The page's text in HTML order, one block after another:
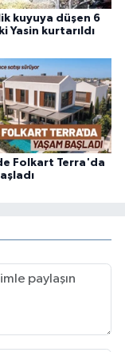
kuyuya düşen 6
Yasin kurtarıldı
Folkart Terra'da